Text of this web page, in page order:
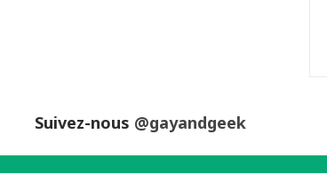
Suivez-nous @gayandgeek